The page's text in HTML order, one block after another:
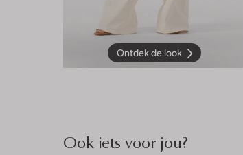
Ontdek de look
Ook iets voor jou?